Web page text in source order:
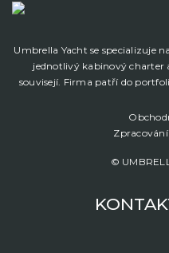
Umbrella Yacht se specializuje
jednotlivý kabinový charter
souvisejí. Firma patří do
©